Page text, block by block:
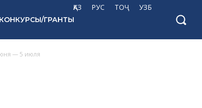
ҚАЗ РУС ТОҶ УЗБ
КОНКУРСЫ/ГРАНТЫ
— 5 июля